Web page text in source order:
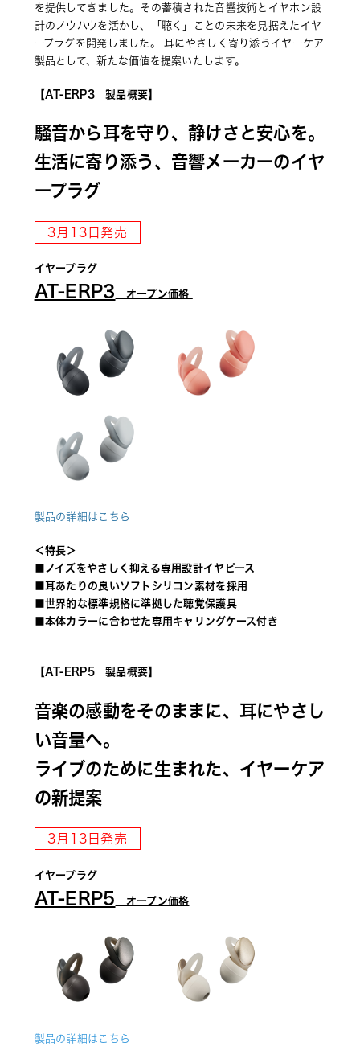
を提供してきました。その蓄積された音響技術とイヤホン設
計のノウハウを活かし、「聴く」ことの未来を見据えたイヤ
ープラグを開発しました。 耳にやさしく寄り添うイヤーケア
製品として、新たな価値を提案いたします。
【AT-ERP3　製品概要】
生活に寄り添う、音響メーカーのイヤ
ープラグ
3月13日発売
イヤープラグ
AT-ERP3 オープン価格
製品の詳細はこちら
＜特長＞
■ノイズをやさしく抑える専用設計イヤピース
■耳あたりの良いソフトシリコン素材を採用
■世界的な標準規格に準拠した聴覚保護具
■本体カラーに合わせた専用キャリングケース付き
【AT-ERP5　製品概要】
音楽の感動をそのままに、耳にやさし
い音量へ。
ライブのために生まれた、イヤーケア
の新提案
3月13日発売
イヤープラグ
AT-ERP5 オープン価格
製品の詳細はこちら